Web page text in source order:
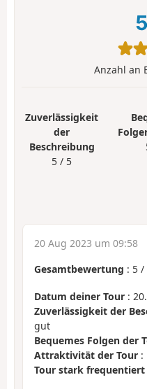
5
Anzahl an
Zuverlässigkeit
der
Beschreibung
5 / 5
20 Aug 2023 um 09:58
Gesamtbewertung : 5 /
Datum deiner Tour :
Zuverlässigkeit der
gut
Bequemes Folgen der
Attraktivität der Tour :
Tour stark frequentiert